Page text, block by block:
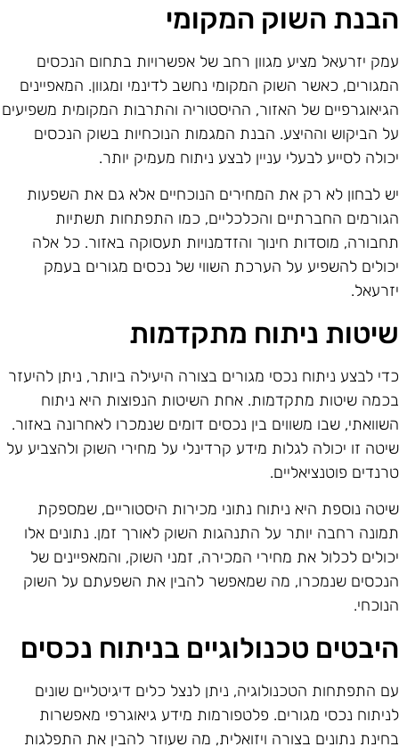
השוק המקומי
יזרעאל מציע מגוון רחב של אפשרויות בתחום הנכסים
כאשר השוק המקומי נחשב לדינמי ומגוון. המאפיינים
של האזור, ההיסטוריה והתרבות המקומית משפיעים
הביקוש וההיצע. הבנת המגמות הנוכחיות בשוק הנכסים
לסייע לבעלי עניין לבצע ניתוח מעמיק יותר.
לבחון לא רק את המחירים הנוכחיים אלא גם את השפעות
החברתיים והכלכליים, כמו התפתחות תשתיות
מוסדות חינוך והזדמנויות תעסוקה באזור. כל אלה
להשפיע על הערכת השווי של נכסים מגורים בעמק
ניתוח מתקדמות
לבצע ניתוח נכסי מגורים בצורה היעילה ביותר, ניתן להיעזר
שיטות מתקדמות. אחת השיטות הנפוצות היא ניתוח
שבו משווים בין נכסים דומים שנמכרו לאחרונה באזור.
זו יכולה לגלות מידע קרדינלי על מחירי השוק ולהצביע על
פוטנציאליים.
נוספת היא ניתוח נתוני מכירות היסטוריים, שמספקת
רחבה יותר על התנהגות השוק לאורך זמן. נתונים אלו
לכלול את מחירי המכירה, זמני השוק, והמאפיינים של
שנמכרו, מה שמאפשר להבין את השפעתם על השוק
טכנולוגיים בניתוח נכסים
התפתחות הטכנולוגיה, ניתן לנצל כלים דיגיטליים שונים
נכסי מגורים. פלטפורמות מידע גיאוגרפי מאפשרות
נתונים בצורה ויזואלית, מה שעוזר להבין את התפלגות